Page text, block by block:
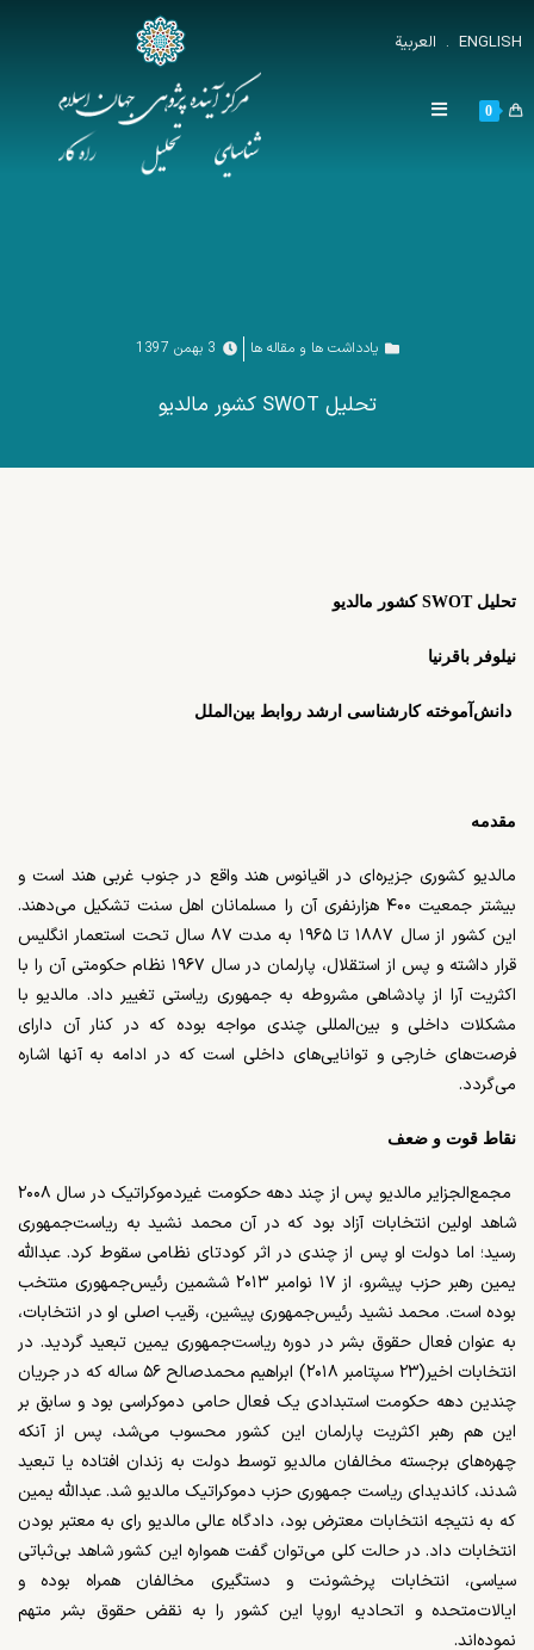
ENGLISH
. العربية
0
یادداشت ها و مقاله ها 3 بهمن 1397
تحلیل SWOT کشور مالدیو
تحلیلSWOT کشور مالدیو
نیلوفر باقرنیا
دانش‌آموخته کارشناسی ارشد روابط بین‌الملل
مقدمه
مالدیو کشوری جزیره‌ای در اقیانوس هند واقع در جنوب غربی هند است و
بیشتر جمعیت ۴۰۰ هزارنفری آن را مسلمانان اهل سنت تشکیل می‌دهند.
این کشور از سال ۱۸۸۷ تا ۱۹۶۵ به مدت ۸۷ سال تحت استعمار انگلیس
قرار داشته و پس از استقلال، پارلمان در سال ۱۹۶۷ نظام حکومتی آن را با
اکثریت آرا از پادشاهی مشروطه به جمهوری ریاستی تغییر داد. مالدیو با
مشکلات داخلی و بین‌المللی چندی مواجه بوده که در کنار آن دارای
فرصت‌های خارجی و توانایی‌های داخلی است که در ادامه به آنها اشاره
می‌گردد.
نقاط قوت و ضعف
مجمع‌الجزایر مالدیو پس از چند دهه حکومت غیردموکراتیک در سال ۲۰۰۸
شاهد اولین انتخابات آزاد بود که در آن محمد نشید به ریاست‌جمهوری
رسید؛ اما دولت او پس از چندی در اثر کودتای نظامی سقوط کرد. عبدالله
یمین رهبر حزب پیشرو، از ۱۷ نوامبر ۲۰۱۳ ششمین رئیس‌جمهوری منتخب
بوده است. محمد نشید رئیس‌جمهوری پیشین، رقیب اصلی او در انتخابات،
به عنوان فعال حقوق بشر در دوره ریاست‌جمهوری یمین تبعید گردید. در
انتخابات اخیر(۲۳ سپتامبر ۲۰۱۸) ابراهیم محمد‌
صالح۵۶ ساله که در جریان
چندین دهه حکومت استبدادی یک فعال حامی دموکراسی بود و سابق بر
این هم رهبر اکثریت پارلمان این کشور محسوب می‌شد، پس از آنکه
چهره‌های برجسته مخالفان مالدیو توسط دولت به زندان افتاده یا تبعید
شدند، کاندیدای ریاست جمهوری حزب دموکراتیک مالدیو شد.عبدالله یمین
که به نتیجه انتخابات معترض بود، دادگاه عالی مالدیو رای به معتبر بودن
انتخابات داد. در حالت کلی می‌توان گفت همواره این کشور شاهد بی‌ثباتی
سیاسی، انتخابات پرخشونت و دستگیری مخالفان همراه بوده و
ایالات‌متحده و اتحادیه اروپا این کشور را به نقض حقوق بشر متهم
نموده‌اند.